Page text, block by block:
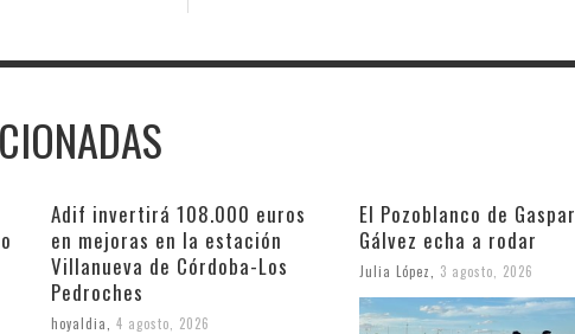
Adif invertirá 108.000 euros
en mejoras en la estación
Villanueva de Córdoba-Los
Pedroches
hoyaldia 4 agosto, 2026
El Pozoblanco de Gaspar
Gálvez echa a rodar
Julia López 3 agosto, 2026